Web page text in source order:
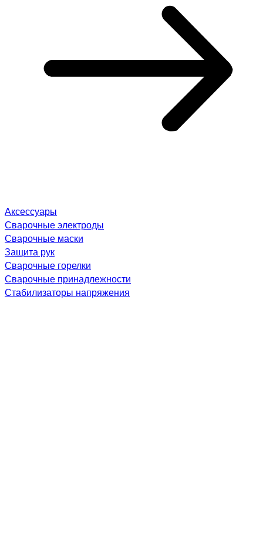
Аксессуары
Сварочные электроды
Сварочные маски
Защита рук
Сварочные горелки
Сварочные принадлежности
Стабилизаторы напряжения